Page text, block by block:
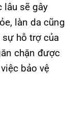
lâu sẽ gây
làn da cũng
hỗ trợ của
chặn được
bảo vệ